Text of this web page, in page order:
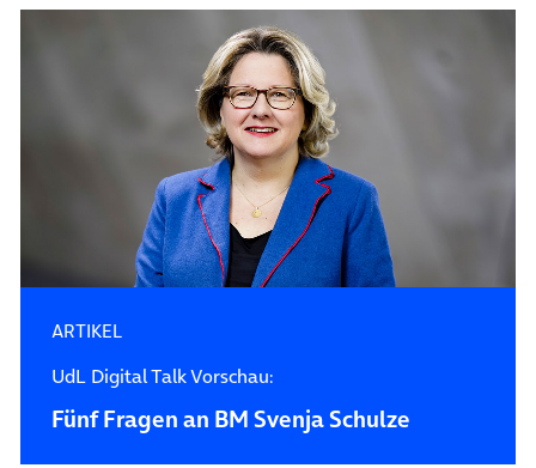
ARTIKEL
UdL Digital Talk Vorschau:
Fünf Fragen an BM Svenja Schulze